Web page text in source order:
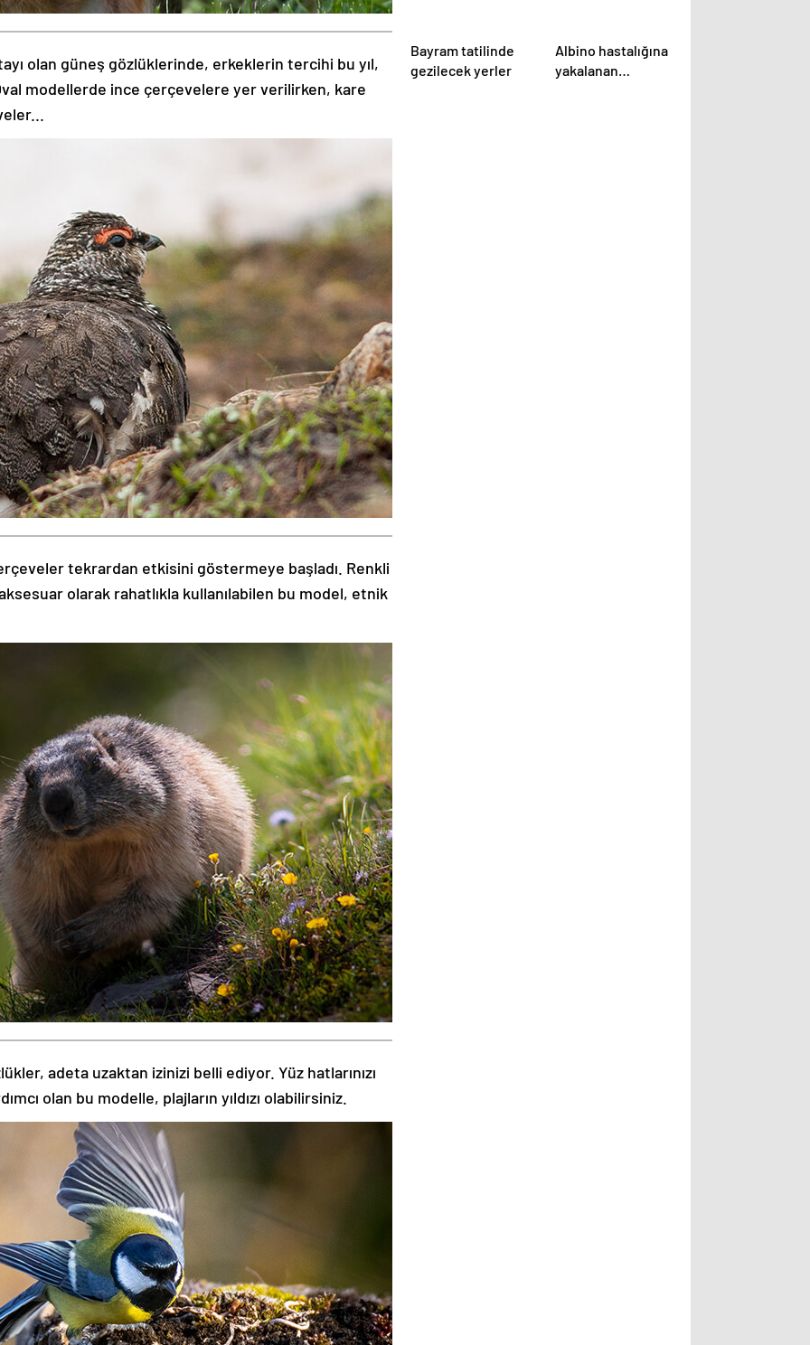
olan güneş gözlüklerinde, erkeklerin tercihi bu yıl,
modellerde ince çerçevelere yer verilirken, kare
tekrardan etkisini göstermeye başladı. Renkli
olarak rahatlıkla kullanılabilen bu model, etnik
adeta uzaktan izinizi belli ediyor. Yüz hatlarınızı
olan bu modelle, plajların yıldızı olabilirsiniz.
Bayram tatilinde
gezilecek yerler
Albino hastalığına
yakalanan